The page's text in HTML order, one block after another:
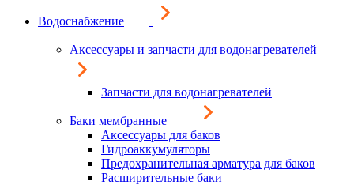
Водоснабжение
Аксессуары и запчасти для водонагревателей
Запчасти для водонагревателей
Баки мембранные
Аксессуары для баков
Гидроаккумуляторы
Предохранительная арматура для баков
Расширительные баки